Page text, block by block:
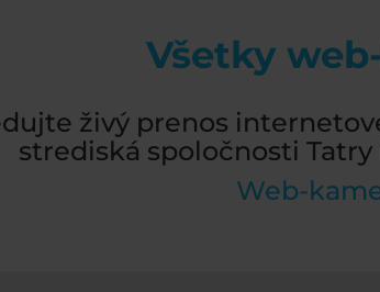
Všetky
živý prenos
strediská spoločnosti Tatry
Web-